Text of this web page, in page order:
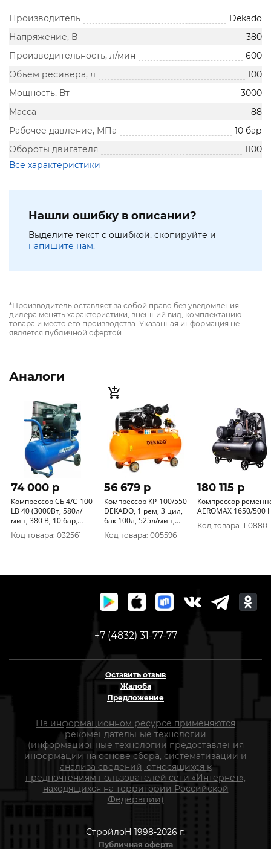
Производитель
Dekado
Напряжение, В
380
Производительность, л/мин
600
Объем ресивера, л
100
Мощность, Вт
3000
Масса
88
Рабочее давление, МПа
10 бар
Обороты двигателя
1100
Все характеристики
Нашли ошибку в описании?
Выделите текст с ошибкой, скопируйте и
напишите нам.
*Производитель оставляет за собой право без уведомления
дилера менять характеристики, внешний вид, комплектацию
товара и место его производства. Указанная информация не
является публичной офертой
Аналоги
74 000 p
Компрессор СБ 4/С-100
LB 40 (3000Вт, 580л/
мин, 380 В, 10 бар,
4.08л/с, поршневой
ременной) REMEZA
Код товара: 032561
56 679 p
Компрессор КР-100/550
DEKADO, 1 рем, 3 цил,
бак 100л, 525л/мин,
220В, 30кВт, 86 кг.
Код товара: 005596
180 115 p
Компрессор
AEROMAX 1650/500
Код товара: 110880
+7 (4832) 31-77-77
Оставить отзыв
Жалоба
Предложение
На информационном ресурсе применяются
рекомендательные технологии
(информационные технологии предоставления
информации на основе сбора, систематизации и
анализа сведений, относящихся к
предпочтениям пользователей сети «Интернет»,
находящихся на территории Российской
Федерации)
СтройлоН 1998-2026 г.
Публичная оферта